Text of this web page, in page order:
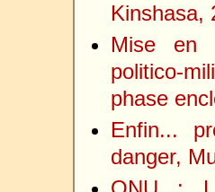
Kinshasa,
Mise en
politico-
phase
Enfin...
danger,